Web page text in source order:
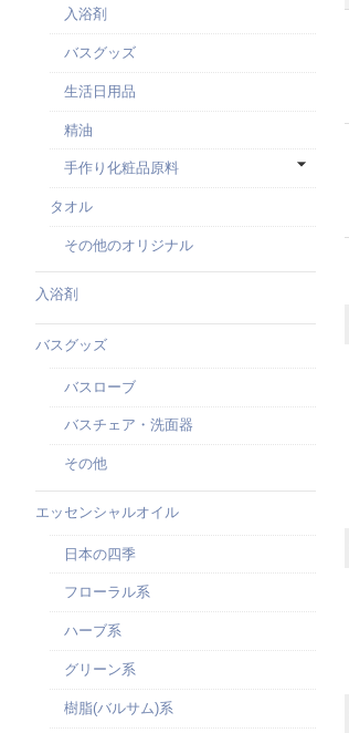
入浴剤
バスグッズ
生活日用品
精油
手作り化粧品原料
タオル
その他のオリジナル
入浴剤
バスグッズ
バスローブ
バスチェア・洗面器
その他
エッセンシャルオイル
日本の四季
フローラル系
ハーブ系
グリーン系
樹脂(バルサム)系